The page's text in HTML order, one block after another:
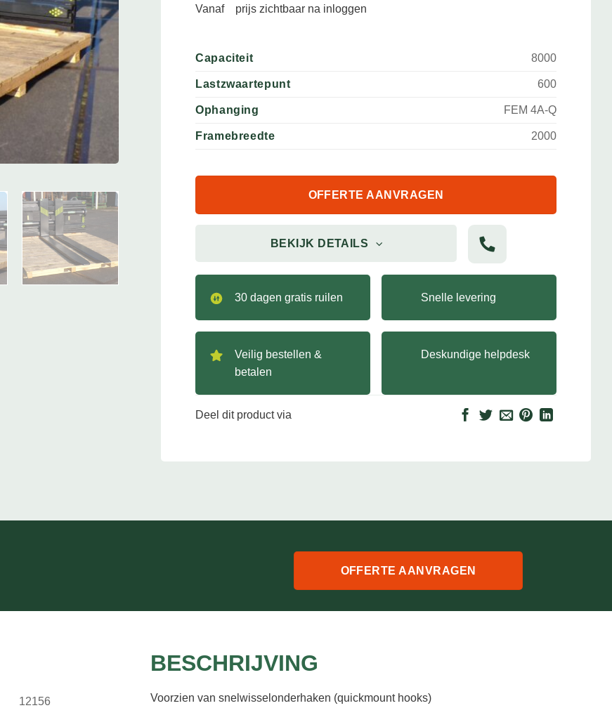
Vanaf prijs zichtbaar na inloggen
Capaciteit 8000
Lastzwaartepunt 600
Ophanging FEM 4A-Q
Framebreedte 2000
OFFERTE AANVRAGEN
BEKIJK DETAILS
30 dagen gratis ruilen Snelle levering
Veilig bestellen &
betalen
Deskundige helpdesk
Deel dit product via
OFFERTE AANVRAGEN
12156
BESCHRIJVING
Voorzien van snelwisselonderhaken (quickmount hooks)